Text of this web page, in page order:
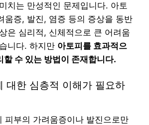
치는 만성적인 문제입니다. 아토
움증, 발진, 염증 등의 증상을 동반
은 심리적, 신체적으로 큰 어려움
니다. 하지만 아토피를 효과적으
할 수 있는 방법이 존재합니다.
대한 심층적 이해가 필요하
피부의 가려움증이나 발진으로만